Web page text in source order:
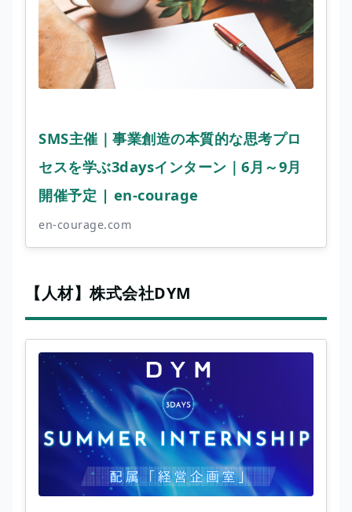
SMS主催｜事業創造の本質的な思考プロ
セスを学ぶ3daysインターン｜6月～9月
開催予定 | en-courage
en-courage.com
【人材】株式会社DYM